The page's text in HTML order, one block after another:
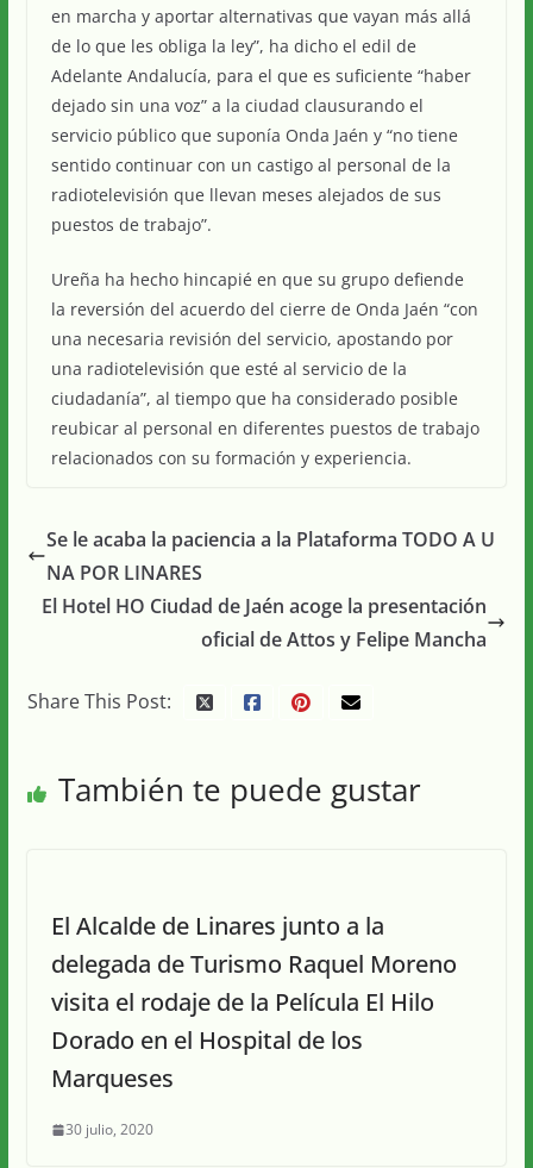
en marcha y aportar alternativas que vayan más allá
de lo que les obliga la ley”, ha dicho el edil de
Adelante Andalucía, para el que es suficiente “haber
dejado sin una voz” a la ciudad clausurando el
servicio público que suponía Onda Jaén y “no tiene
sentido continuar con un castigo al personal de la
radiotelevisión que llevan meses alejados de sus
puestos de trabajo”.
Ureña ha hecho hincapié en que su grupo defiende
la reversión del acuerdo del cierre de Onda Jaén “con
una necesaria revisión del servicio, apostando por
una radiotelevisión que esté al servicio de la
ciudadanía”, al tiempo que ha considerado posible
reubicar al personal en diferentes puestos de trabajo
relacionados con su formación y experiencia.
Se le acaba la paciencia a la Plataforma TODO A U
NA POR LINARES
El Hotel HO Ciudad de Jaén acoge la presentación
oficial de Attos y Felipe Mancha
Share This Post:
También te puede gustar
El Alcalde de Linares junto a la
delegada de Turismo Raquel Moreno
visita el rodaje de la Película El Hilo
Dorado en el Hospital de los
Marqueses
30 julio, 2020